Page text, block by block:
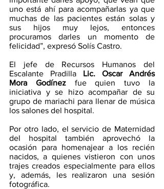
uno está ahí para acompañarlas ya que
muchas de las pacientes están solas y
sus hijos muy lejos, entonces
procuramos darles un momento de
felicidad”, expresó Solís Castro.
El jefe de Recursos Humanos del
Escalante Pradilla Lic. Oscar Andrés
Mora Godínez fue quien tuvo la
iniciativa y se hizo acompañar de su
grupo de mariachi para llenar de música
los salones del hospital.
Por otro lado, el servicio de Maternidad
del hospital también aprovechó la
ocasión para homenajear a los recién
nacidos, a quienes vistieron con unos
trajes creados especialmente para ellos
y, además, les realizaron una sesión
fotográfica.